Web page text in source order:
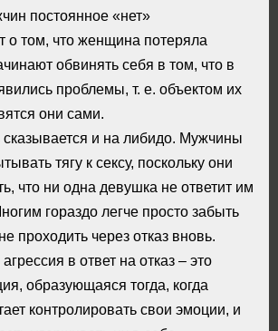
постоянное «нет»
о том, что женщина потеряла
обвинять себя в том, что в
проблемы, т. е. объектом их
они сами.
и на либидо. Мужчины
тягу к сексу, поскольку они
что ни одна девушка не ответит им
гораздо легче просто забыть
проходить через отказ вновь.
в ответ на отказ – это
образующаяся тогда, когда
контролировать свои эмоции, и